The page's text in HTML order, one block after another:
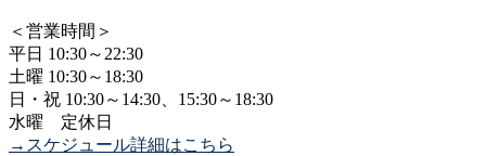
＜営業時間＞
平日 10:30～22:30
土曜 10:30～18:30
日・祝 10:30～14:30、15:30～18:30
水曜 定休日
→スケジュール詳細はこちら